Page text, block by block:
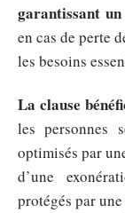
garantissant
en cas de perte
les besoins
La clause
les personnes
optimisés par
d’une
protégés par